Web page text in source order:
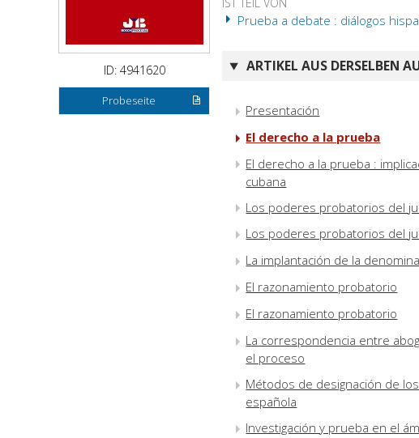
ID: 4941620
Probeseite
IST TEIL VON
Prueba a debate : diálogos
ARTIKEL AUS DERSELBEN
Presentación
El derecho a la prueba
El derecho a la prueba :
cubana
Los poderes probatorios del
Los poderes probatorios del
La implantación de la
El razonamiento probatorio
El razonamiento probatorio
La correspondencia entre
el proceso
Métodos de designación de
española
Investigación y prueba en el